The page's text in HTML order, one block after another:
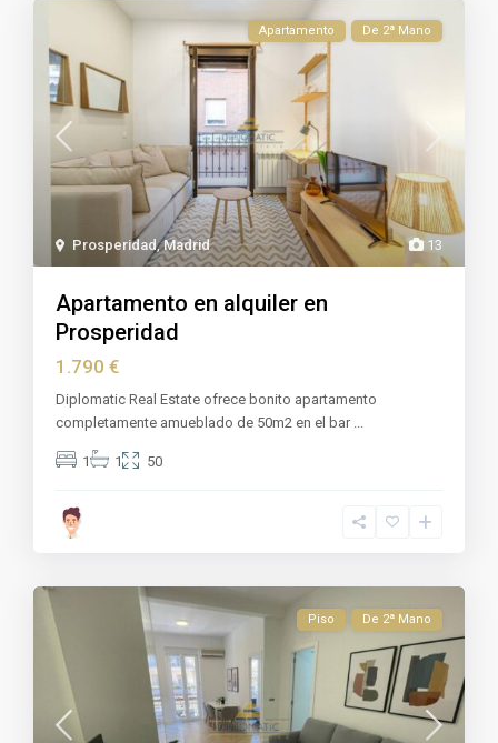
13
Prosperidad,Madrid
Apartamento De 2ª Mano
Apartamento en alquiler en
Prosperidad
1.790 €
Diplomatic Real Estate ofrece bonito apartamento
completamente amueblado de 50m2 en el bar ...
1 1 50
Piso De 2ª Mano